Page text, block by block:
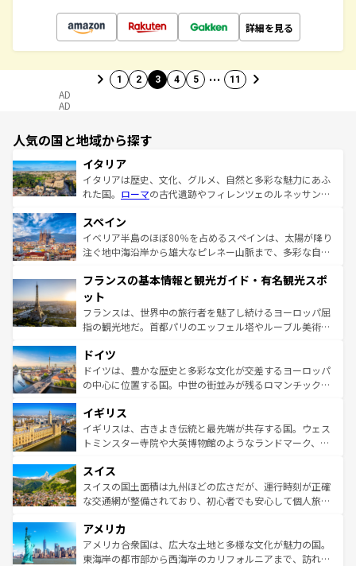
詳細を見る
1 2 3 4 5 … 11
AD
AD
人気の国と地域から探す
イタリア
イタリアは歴史、文化、グルメ、自然と多彩な魅力にあふ
れた国。 ローマの古代遺跡やフィレンツェのルネッサンス
ろん、トスカーナの美しい田園風景やアマルフィ海岸の絶
景など、自然景観も見逃せない。観光の合間には、本場の
ピザやパスタなど、絶品のイタリア料理を堪能することも
ませてくれるイタリアで、忘れられない旅をしてみよう！
なお、新着のイタリア情報は
しい。
スペイン
イベリア半島のほぼ80％を占めるスペインは、太陽が降り
注ぐ地中海沿岸から雄大なピレネー山脈まで、多彩な自然
文化が根付くこの国では、情熱的なフラメンコ、熱気あふ
れる闘牛、そして美味しいタパスが生活の一部となってい
る。首都マドリードの洗練された雰囲気や、バルセロナの
アートに溢れた街角から、地方では古代ローマ遺跡や中世
せる。地方によって風土や気候が異なるスペインはその個
性で訪れる人を魅了する。 なお、新着のスペイン情報は コ
ンテンツ一覧を参照してほしい。
フランスの基本情報と観光ガイド・有名観光スポ
ット
フランスは、世界中の旅行者を魅了し続けるヨーロッパ屈
指の観光地だ。首都パリのエッフェル塔やルーブル美術館
で、幅広い魅力が詰まっている。華麗な宮殿、歴史的な大
聖堂、美しいビーチ、そして豊かな自然が、訪れる者を心
から魅了する。また、フランスは美食の国としても知ら
いる。シャンパンの発祥地であるランス、プロヴァンスの
香り高いラベンダー畑など、多彩な楽しみ方が可能だ。さ
らに、パリ以外の地域にも魅力が溢れており、どの街角に
れる地方に足を運ぶとそれぞれで全く異なる文化を体験で
きるだろう。 なお、新着のフランス情報はコンテンツ一覧
を参照してほしい。
ドイツ
ドイツは、豊かな歴史と多彩な文化が交差するヨーロッパ
の中心に位置する国。中世の街並みが残るロマンチック街
顔を持つこの国は、どこを歩いても飽きることがない。ベ
ルリンの文化的活気、バイエルン州のアルプスの絶景、そ
してライン川沿いのワイン畑といった風景は必見。ビール
は、お酒好きな人にはぜひ体験してほしい。 なお、新着の
ドイツ情報はコンテンツ一覧を参照してほしい。
イギリス
イギリスは、古きよき伝統と最先端が共存する国。ウェス
トミンスター寺院や大英博物館のようなランドマーク、歴
リアごとに異なる魅力がある。また、優雅なアフタヌーン
ティー、ビール好きにはたまらない英国パブ、サッカー観
戦など、本場だからこそできる体験も豊富。イギリスを旅
ンツ一覧を参照してほしい。
スイス
スイスの国土面積は九州ほどの広さだが、運行時刻が正確
な交通網が整備されており、初心者でも安心して個人旅行
の建物がそのまま残る町や、スイスならではのユニークな
博物館もあり、アルプス観光だけでなく町歩きも満喫する
ことができる。国民の所得が高いため物価も高いが、旅行
アメリカ
アメリカ合衆国は、広大な土地と多様な文化が魅力の国。
東海岸の都市部から西海岸のカリフォルニアまで、訪れる